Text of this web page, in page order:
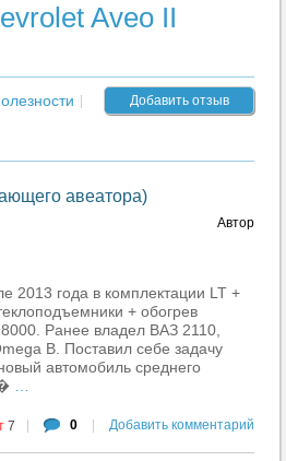
Aveo II
Добавить отзыв
авеатора)
Автор
2013 года в комплектации LT +
+ обогрев
Ранее владел ВАЗ 2110,
B. Поставил себе задачу
автомобиль среднего
0 Добавить комментарий
7